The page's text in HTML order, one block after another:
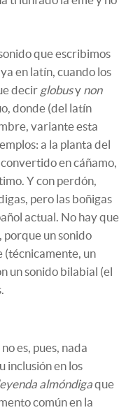
que escribimos
en latín, cuando los
decir globusy non
donde (del latín
variante esta
a la planta del
en cáñamo,
Y con perdón,
pero las boñigas
actual. No hay que
porque un sonido
(técnicamente, un
un sonido bilabial (el
es, pues, nada
inclusión en los
almóndigaque
común en la